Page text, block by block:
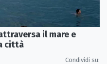
il mare e
città
Condividi su: